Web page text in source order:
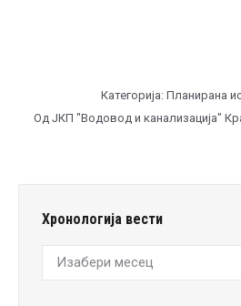
Категорија: Планирана
Од ЈКП "Водовод и канализација"
Хронологија вести
Хронологија
вести